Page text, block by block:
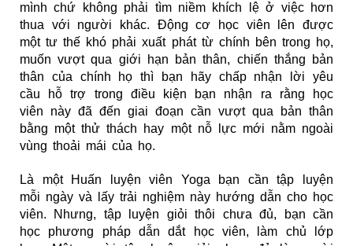
mình chứ không phải tìm niềm khích lệ ở việc hơn
thua với người khác. Động cơ học viên lên được
một tư thế khó phải xuất phát từ chính bên trong họ,
muốn vượt qua giới hạn bản thân, chiến thắng bản
thân của chính họ thì bạn hãy chấp nhận lời yêu
cầu hỗ trợ trong điều kiện bạn nhận ra rằng học
viên này đã đến giai đoạn cần vượt qua bản thân
bằng một thử thách hay một nỗ lực mới nằm ngoài
vùng thoải mái của họ.
Là một Huấn luyện viên Yoga bạn cần tập luyện
mỗi ngày và lấy trải nghiệm này hướng dẫn cho học
viên. Nhưng, tập luyện giỏi thôi chưa đủ, bạn cần
học phương pháp dẫn dắt học viên, làm chủ lớp